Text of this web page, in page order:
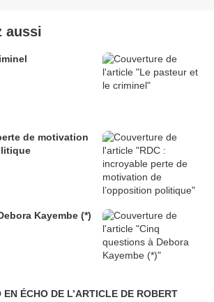
aussi
de motivation
Kayembe (*)
EN ÉCHO DE L’ARTICLE DE ROBERT